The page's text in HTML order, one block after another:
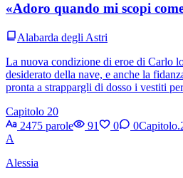
«Adoro quando mi scopi
Alabarda degli Astri
La nuova condizione di eroe di Carlo
desiderato della nave, e anche la
pronta a strappargli di dosso i vestiti
Capitolo 20
2475 parole
91 0 0
A
Alessia